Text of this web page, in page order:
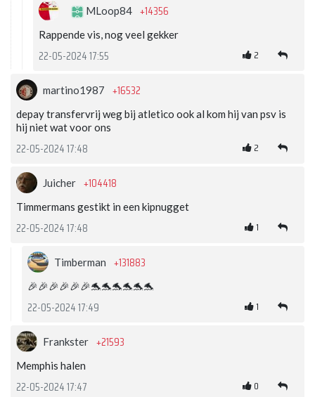
MLoop84 +14356
Rappende vis, nog veel gekker
22-05-2024 17:55 2
martino1987 +16532
depay transfervrij weg bij atletico ook al kom hij van psv is
hij niet wat voor ons
22-05-2024 17:48 2
Juicher +104418
Timmermans gestikt in een kipnugget
22-05-2024 17:48 1
Timberman +131883
🎉🎉🎉🎉🎉🎉🐬🐬🐬🐬🐬🐬
22-05-2024 17:49 1
Frankster +21593
Memphis halen
22-05-2024 17:47 0